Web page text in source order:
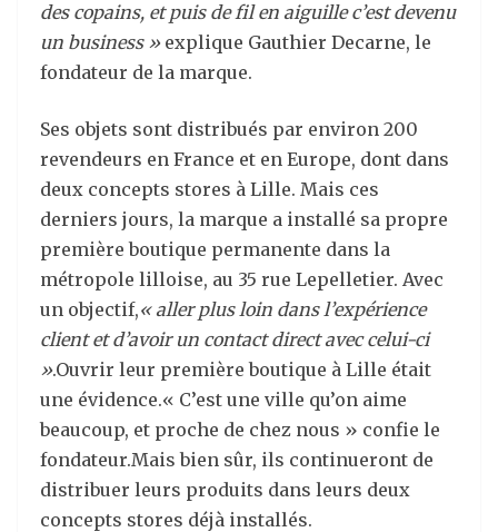
des copains, et puis de fil en aiguille c’est devenu
un business » explique Gauthier Decarne, le
fondateur de la marque.
Ses objets sont distribués par environ 200
revendeurs en France et en Europe, dont dans
deux concepts stores à Lille. Mais ces
derniers jours, la marque a installé sa propre
première boutique permanente dans la
métropole lilloise, au 35 rue Lepelletier. Avec
un objectif,« aller plus loin dans l’expérience
client et d’avoir un contact direct avec celui-ci
».Ouvrir leur première boutique à Lille était
une évidence.« C’est une ville qu’on aime
beaucoup, et proche de chez nous » confie le
fondateur.Mais bien sûr, ils continueront de
distribuer leurs produits dans leurs deux
concepts stores déjà installés.